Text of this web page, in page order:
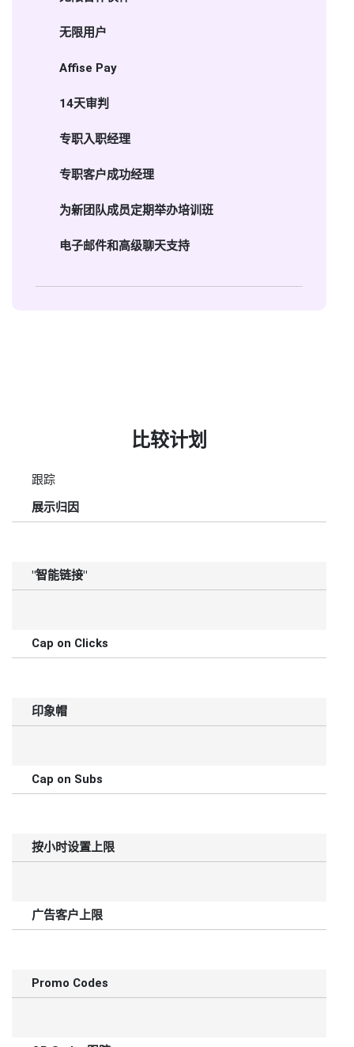
无限用户
Affise Pay
14天审判
专职入职经理
专职客户成功经理
为新团队成员定期举办培训班
电子邮件和高级聊天支持
比较计划
跟踪
展示归因
"智能链接"
Cap on Clicks
印象帽
Cap on Subs
按小时设置上限
广告客户上限
Promo Сodes